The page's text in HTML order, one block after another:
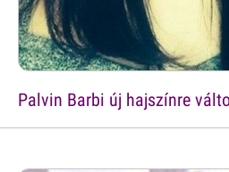
Palvin Barbi új hajszínre